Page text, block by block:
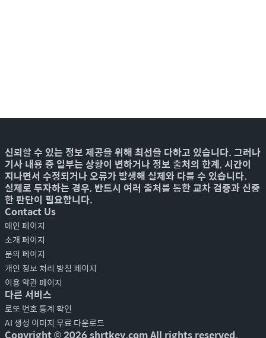
신뢰할 수 있는 정보 제공을 위해 최선을 다하고 있습니다. 그러나
기사 내용 중 일부는 상황이 변하거나 정보 출처의 한계, 시간이
지나면서 수정되거나 오류가 발생해 실제와 다를 수 있습니다.
실제로 투자하는 경우, 반드시 여러 출처를 통한 교차 검증과 신중
한 판단이 필요합니다.
Contact Us
메인 페이지
소개 페이지
문의 페이지
개인 정보 처리 방침 페이지
이용 약관 페이지
다른 서비스
로또 번호 통계 확인
AI 생성 이미지 무료 다운로드
Copyright ©2026 shrtkey.com All rights reserved.